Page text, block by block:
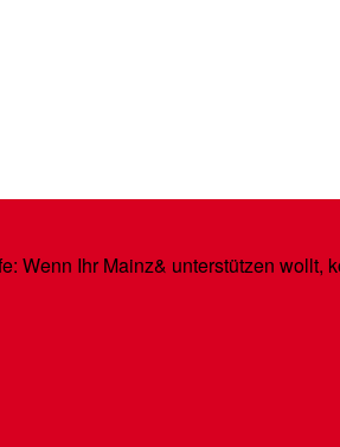
Wenn Ihr Mainz& unterstützen wollt,